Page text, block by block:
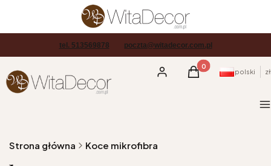
tel. 513569878 poczta@witadecor.com.pl
Zaloguj sięProdukty w
Koszyk polski zł
Strona główna Koce mikrofibra